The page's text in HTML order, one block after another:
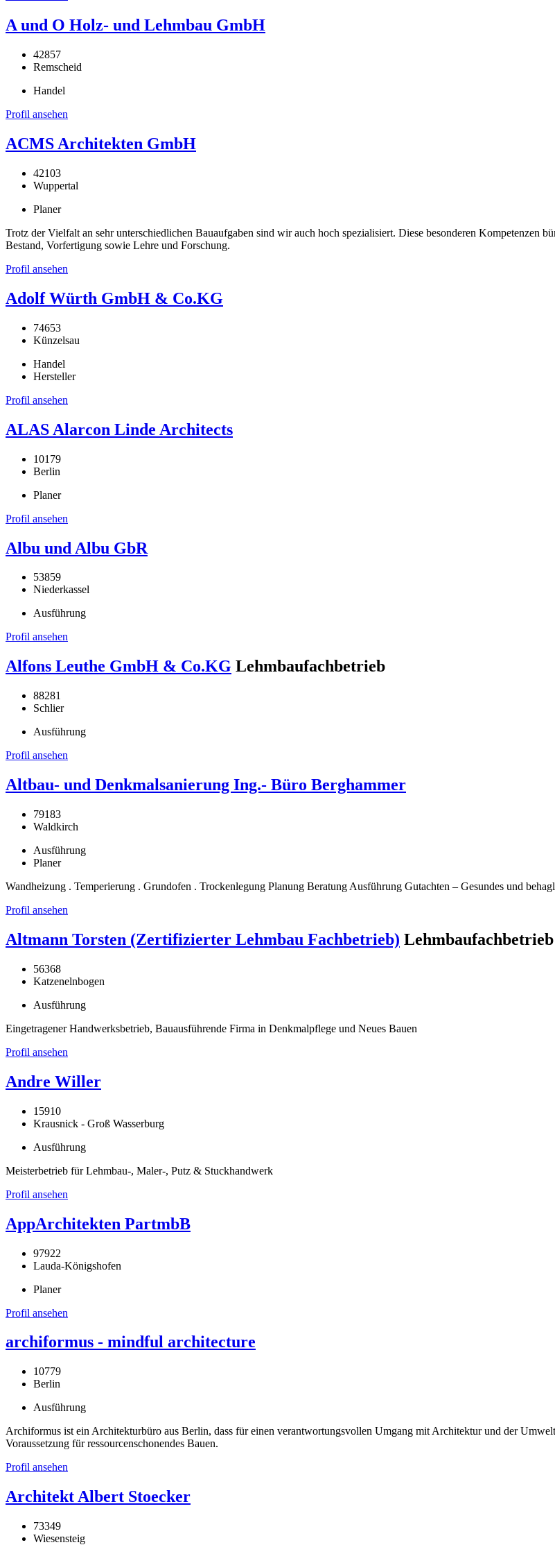
A und O Holz- und Lehmbau GmbH
42857
Remscheid
Handel
Profil ansehen
ACMS Architekten GmbH
42103
Wuppertal
Planer
Trotz der Vielfalt an sehr unterschiedlichen Bauaufgaben sind wir auch hoch spezialisiert. Diese besonderen Kompetenzen
Bestand, Vorfertigung sowie Lehre und Forschung.
Profil ansehen
Adolf Würth GmbH & Co.KG
74653
Künzelsau
Handel
Hersteller
Profil ansehen
ALAS Alarcon Linde Architects
10179
Berlin
Planer
Profil ansehen
Albu und Albu GbR
53859
Niederkassel
Ausführung
Profil ansehen
Alfons Leuthe GmbH & Co.KG Lehmbaufachbetrieb
88281
Schlier
Ausführung
Profil ansehen
Altbau- und Denkmalsanierung Ing.- Büro Berghammer
79183
Waldkirch
Ausführung
Planer
Wandheizung . Temperierung . Grundofen . Trockenlegung Planung Beratung Ausführung Gutachten – Gesundes und
Profil ansehen
Altmann Torsten (Zertifizierter Lehmbau Fachbetrieb) Lehmbaufachbetrieb
56368
Katzenelnbogen
Ausführung
Eingetragener Handwerksbetrieb, Bauausführende Firma in Denkmalpflege und Neues Bauen
Profil ansehen
Andre Willer
15910
Krausnick - Groß Wasserburg
Ausführung
Meisterbetrieb für Lehmbau-, Maler-, Putz & Stuckhandwerk
Profil ansehen
AppArchitekten PartmbB
97922
Lauda-Königshofen
Planer
Profil ansehen
archiformus - mindful architecture
10779
Berlin
Ausführung
Archiformus ist ein Architekturbüro aus Berlin, dass für einen verantwortungsvollen Umgang mit Architektur und der
Voraussetzung für ressourcenschonendes Bauen.
Profil ansehen
Architekt Albert Stoecker
73349
Wiesensteig